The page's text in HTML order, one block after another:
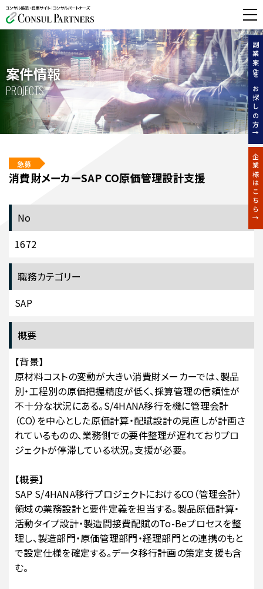
無料相談する
副業案件をお探しの方↑
企業様はこちら↑
案件情報
PROJECTS
急募
消費財メーカーSAP CO原価管理設計支援
No
1672
職務カテゴリー
SAP
概要
【背景】
原材料コストの変動が大きい消費財メーカーでは、製品
別・工程別の原価把握精度が低く、採算管理の信頼性が
不十分な状況にある。S/4HANA移行を機に管理会計
（CO）を中心とした原価計算・配賦設計の見直しが計画さ
れているものの、業務側での要件整理が遅れておりプロ
ジェクトが停滞している状況。支援が必要。
【概要】
SAP S/4HANA移行プロジェクトにおけるCO（管理会計）
領域の業務設計と要件定義を担当する。製品原価計算・
活動タイプ設計・製造間接費配賦のTo-Beプロセスを整
理し、製造部門・原価管理部門・経理部門との連携のもと
で設定仕様を確定する。データ移行計画の策定支援も含
む。